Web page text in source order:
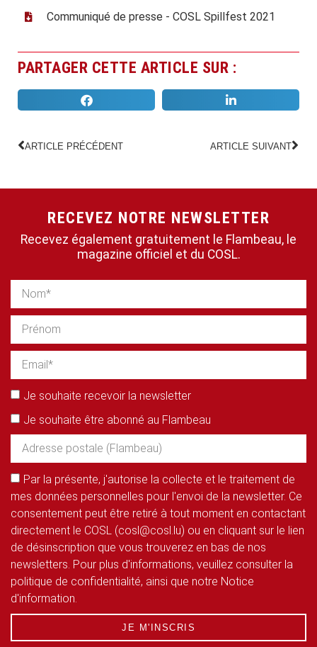
Communiqué de presse - COSL Spillfest 2021
PARTAGER CETTE ARTICLE SUR :
ARTICLE PRÉCÉDENT ARTICLE SUIVANT
RECEVEZ NOTRE NEWSLETTER
Recevez également gratuitement le Flambeau, le
magazine officiel et du COSL.
Je souhaite recevoir la newsletter
Je souhaite être abonné au Flambeau
Par la présente, j'autorise la collecte et le traitement de
mes données personnelles pour l'envoi de la newsletter. Ce
consentement peut être retiré à tout moment en contactant
directement le COSL (cosl@cosl.lu) ou en cliquant sur le lien
de désinscription que vous trouverez en bas de nos
newsletters. Pour plus d'informations, veuillez consulter la
politique de confidentialité, ainsi que notre Notice
d'information.
JE M'INSCRIS